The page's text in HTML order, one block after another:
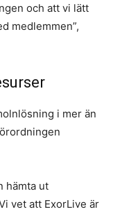
och att vi lätt
medlemmen”,
i mer än
hämta ut
vet att ExorLive är